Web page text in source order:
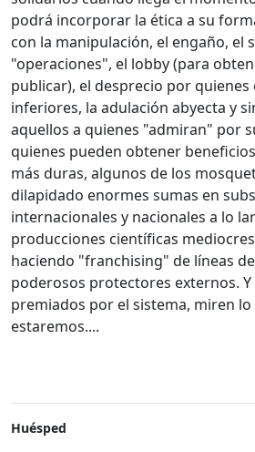
podrá incorporar la ética a su
con la manipulación, el engaño, el
"operaciones", el lobby (para
publicar), el desprecio por quienes
inferiores, la adulación abyecta y
aquellos a quienes "admiran" por
quienes pueden obtener
más duras, algunos de los
dilapidado enormes sumas en
internacionales y nacionales a lo
producciones científicas
haciendo "franchising" de líneas
poderosos protectores externos.
premiados por el sistema, miren
estaremos....
Huésped